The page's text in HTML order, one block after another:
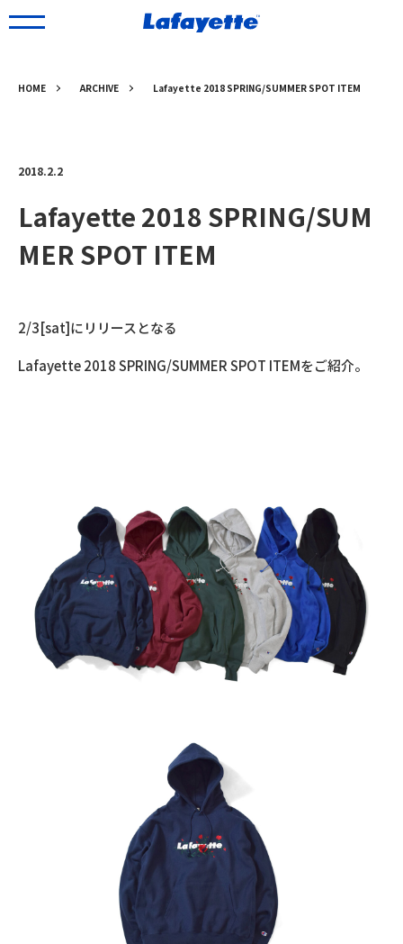
HOME ARCHIVE Lafayette 2018 SPRING/SUMMER SPOT ITEM
2018.2.2
Lafayette 2018 SPRING/SUM
MER SPOT ITEM
2/3[sat]にリリースとなる
Lafayette 2018 SPRING/SUMMER SPOT ITEMをご紹介。